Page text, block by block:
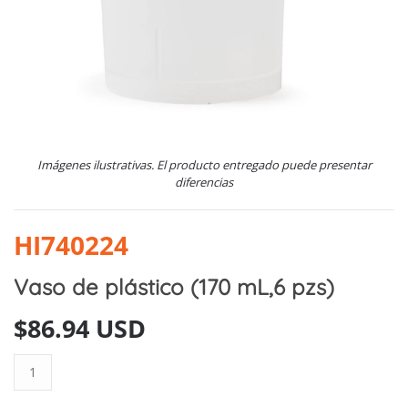
Imágenes ilustrativas. El producto entregado puede presentar
diferencias
HI740224
Vaso de plástico (170 mL,6 pzs)
$86.94 USD